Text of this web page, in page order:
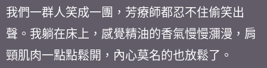
我們一群人笑成一團，芳療師都忍不住偷笑出
聲。我躺在床上，感覺精油的香氣慢慢瀰漫，肩
頸肌肉一點點鬆開，內心莫名的也放鬆了。